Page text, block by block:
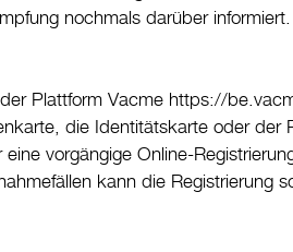
nochmals darüber informiert.
Plattform Vacme https://
die Identitätskarte oder der
vorgängige Online-
kann die Registrierung